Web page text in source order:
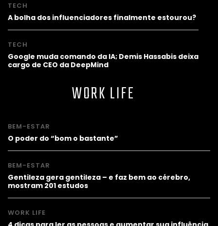
TECH
A bolha dos influenciadores finalmente estourou?
TECH
Google muda comando da IA; Demis Hassabis deixa
cargo de CEO da DeepMind
WORK LIFE
BEM-ESTAR
O poder do “bom o bastante”
BEM-ESTAR
Gentileza gera gentileza – e faz bem ao cérebro,
mostram 201 estudos
WORK LIFE